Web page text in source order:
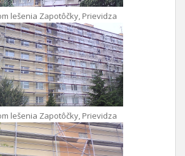
lešenia Zapotôčky, Prievidza
lešenia Zapotôčky, Prievidza